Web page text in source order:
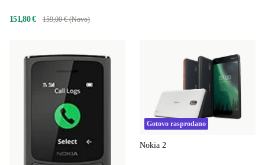
151,80 € 159,00 € (Novo)
Gotovo rasprodano
Nokia 2